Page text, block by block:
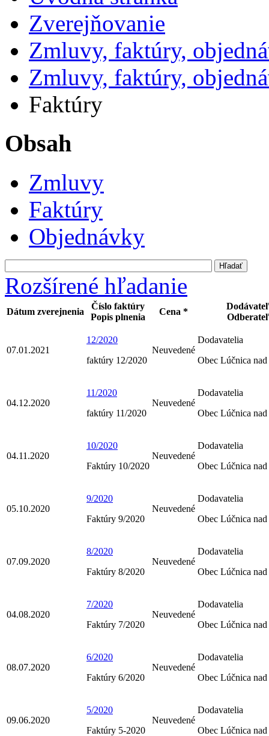
Zverejňovanie
Zmluvy, faktúry,
Zmluvy, faktúry,
Faktúry
Obsah
Zmluvy
Faktúry
Objednávky
Rozšírené hľadanie
Dátum zverejnenia
Číslo faktúry
Popis plnenia
Cena *
07.01.2021
12/2020
faktúry 12/2020
Neuvedené
Dodavatelia
Obec Lúčnica
04.12.2020
11/2020
faktúry 11/2020
Neuvedené
Dodavatelia
Obec Lúčnica
04.11.2020
10/2020
Faktúry 10/2020
Neuvedené
Dodavatelia
Obec Lúčnica
05.10.2020
9/2020
Faktúry 9/2020
Neuvedené
Dodavatelia
Obec Lúčnica
07.09.2020
8/2020
Faktúry 8/2020
Neuvedené
Dodavatelia
Obec Lúčnica
04.08.2020
7/2020
Faktúry 7/2020
Neuvedené
Dodavatelia
Obec Lúčnica
08.07.2020
6/2020
Faktúry 6/2020
Neuvedené
Dodavatelia
Obec Lúčnica
09.06.2020
5/2020
Faktúry 5-2020
Neuvedené
Dodavatelia
Obec Lúčnica